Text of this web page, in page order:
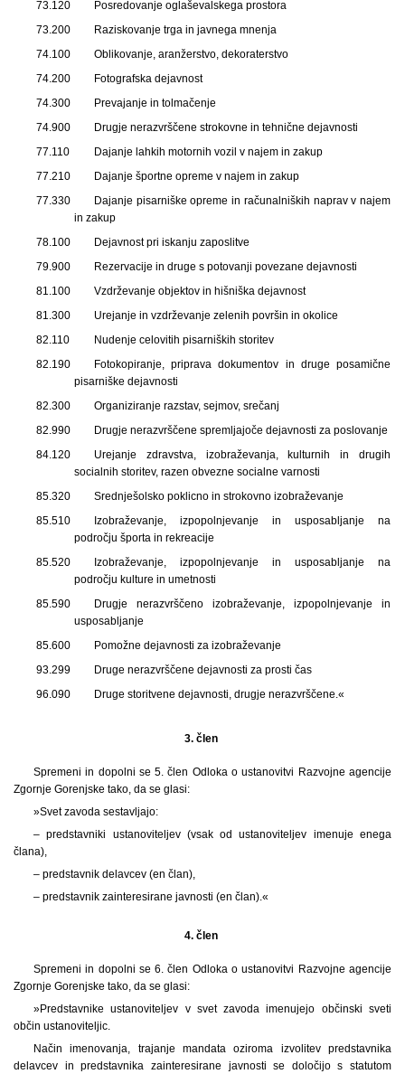
73.120
Posredovanje oglaševalskega prostora
73.200
Raziskovanje trga in javnega mnenja
74.100
Oblikovanje, aranžerstvo, dekoraterstvo
74.200
Fotografska dejavnost
74.300
Prevajanje in tolmačenje
74.900
Drugje nerazvrščene strokovne in tehnične dejavnosti
77.110
Dajanje lahkih motornih vozil v najem in zakup
77.210
Dajanje športne opreme v najem in zakup
77.330
Dajanje pisarniške opreme in računalniških naprav v najem
in zakup
78.100
Dejavnost pri iskanju zaposlitve
79.900
Rezervacije in druge s potovanji povezane dejavnosti
81.100
Vzdrževanje objektov in hišniška dejavnost
81.300
Urejanje in vzdrževanje zelenih površin in okolice
82.110
Nudenje celovitih pisarniških storitev
82.190
Fotokopiranje, priprava dokumentov in druge posamične
pisarniške dejavnosti
82.300
Organiziranje razstav, sejmov, srečanj
82.990
Drugje nerazvrščene spremljajoče dejavnosti za poslovanje
84.120
Urejanje zdravstva, izobraževanja, kulturnih in drugih
socialnih storitev, razen obvezne socialne varnosti
85.320
Srednješolsko poklicno in strokovno izobraževanje
85.510
Izobraževanje, izpopolnjevanje in usposabljanje na
področju športa in rekreacije
85.520
Izobraževanje, izpopolnjevanje in usposabljanje na
področju kulture in umetnosti
85.590
Drugje nerazvrščeno izobraževanje, izpopolnjevanje in
usposabljanje
85.600
Pomožne dejavnosti za izobraževanje
93.299
Druge nerazvrščene dejavnosti za prosti čas
96.090
Druge storitvene dejavnosti, drugje nerazvrščene.«
3. člen
Spremeni in dopolni se 5. člen Odloka o ustanovitvi Razvojne agencije
Zgornje Gorenjske tako, da se glasi:
»Svet zavoda sestavljajo:
– predstavniki ustanoviteljev (vsak od ustanoviteljev imenuje enega
člana),
– predstavnik delavcev (en član),
– predstavnik zainteresirane javnosti (en član).«
4. člen
Spremeni in dopolni se 6. člen Odloka o ustanovitvi Razvojne agencije
Zgornje Gorenjske tako, da se glasi:
»Predstavnike ustanoviteljev v svet zavoda imenujejo občinski sveti
občin ustanoviteljic.
Način imenovanja, trajanje mandata oziroma izvolitev predstavnika
delavcev in predstavnika zainteresirane javnosti se določijo s statutom